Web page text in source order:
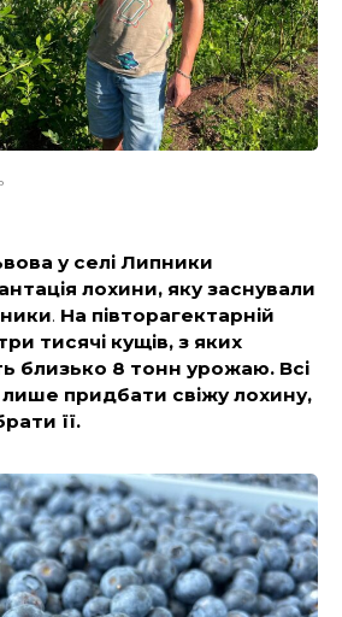
у селі Липники
лохини, яку заснували
. На півторагектарній
тисячі кущів, з яких
близько 8 тонн урожаю. Всі
придбати свіжу лохину,
її.